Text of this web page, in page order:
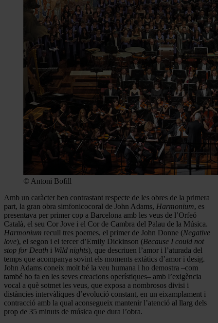
© Antoni Bofill
Amb un caràcter ben contrastant respecte de les obres de la primera
part, la gran obra simfonicocoral de John Adams, Harmonium, es
presentava per primer cop a Barcelona amb les veus de l’Orfeó
Català, el seu Cor Jove i el Cor de Cambra del Palau de la Música.
Harmonium recull tres poemes, el primer de John Donne (Negative
love), el segon i el tercer d’Emily Dickinson (Because I could not
stop for Death i Wild nights), que descriuen l’amor i l’aturada del
temps que acompanya sovint els moments extàtics d’amor i desig.
John Adams coneix molt bé la veu humana i ho demostra –com
també ho fa en les seves creacions operístiques– amb l’exigència
vocal a què sotmet les veus, que exposa a nombrosos divisi i
distàncies intervàliques d’evolució constant, en un eixamplament i
contracció amb la qual aconsegueix mantenir l’atenció al llarg dels
prop de 35 minuts de música que dura l’obra.